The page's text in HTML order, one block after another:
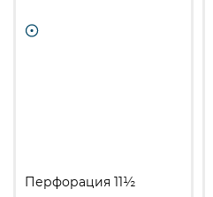
Перфорация 11½